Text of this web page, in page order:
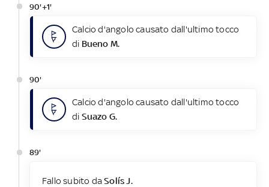
90'+1'
Calcio d'angolo causato dall'ultimo tocco
di Bueno M.
90'
Calcio d'angolo causato dall'ultimo tocco
di Suazo G.
89'
Fallo subito daSolís J.